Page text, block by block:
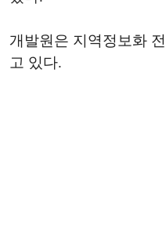
개발원은 지역정보화
고 있다.